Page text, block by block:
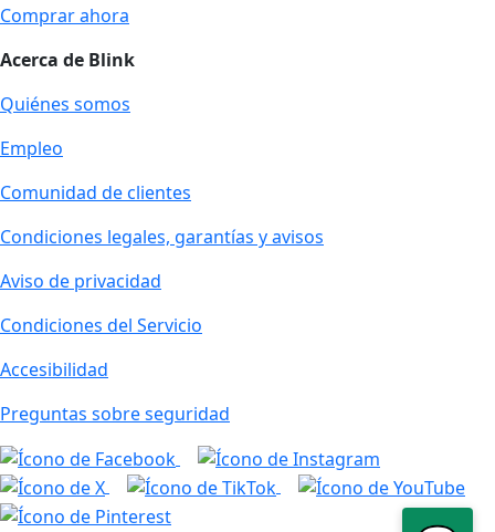
Comprar ahora
Acerca de Blink
Quiénes somos
Empleo
Comunidad de clientes
Condiciones legales, garantías y avisos
Aviso de privacidad
Condiciones del Servicio
Accesibilidad
Preguntas sobre seguridad